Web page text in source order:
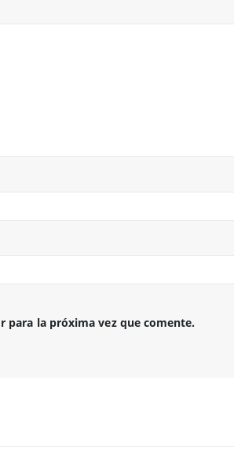
para la próxima vez que comente.